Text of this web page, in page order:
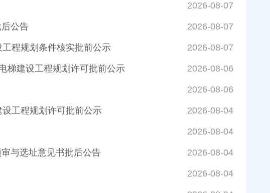
2026-08-07
公告 2026-08-07
程规划条件核实批前公示 2026-08-07
梯建设工程规划许可批前公示 2026-08-06
2026-08-06
工程规划许可批前公示 2026-08-04
2026-08-04
与选址意见书批后公告 2026-08-04
2026-08-04